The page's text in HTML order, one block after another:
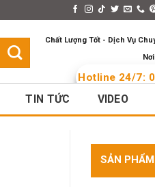
Chất Lượng Tốt - Dịch Vụ
Nơi
Hotline 24/7:
TIN TỨC VIDEO
SẢN